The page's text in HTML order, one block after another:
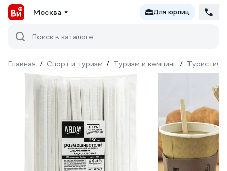
Москва Для юрлиц
Поиск в каталоге
Главная / Спорт и туризм / Туризм и кемпинг /